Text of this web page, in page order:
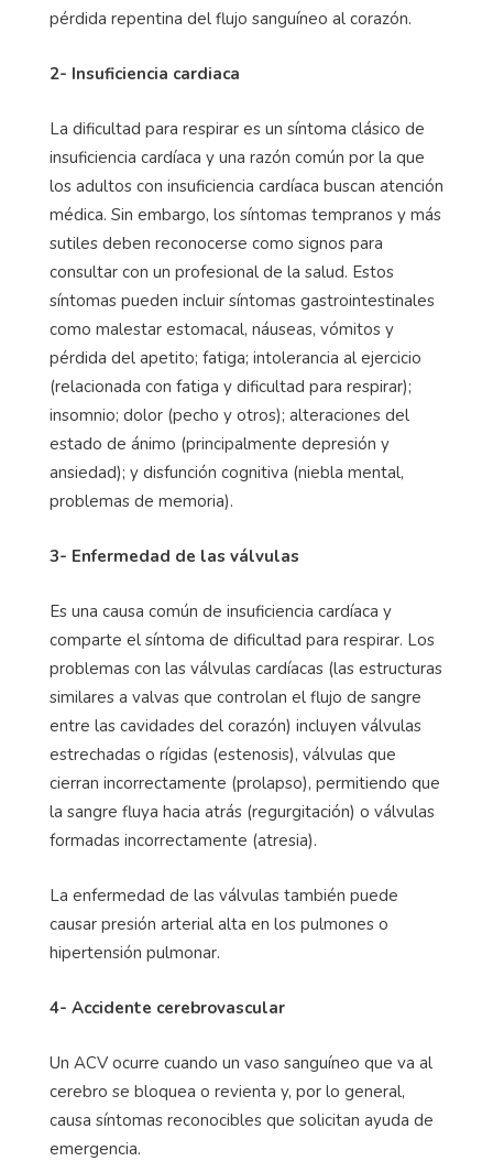
pérdida repentina del flujo sanguíneo al corazón.
2- Insuficiencia cardiaca
La dificultad para respirar es un síntoma clásico de
insuficiencia cardíaca y una razón común por la que
los adultos con insuficiencia cardíaca buscan atención
médica. Sin embargo, los síntomas tempranos y más
sutiles deben reconocerse como signos para
consultar con un profesional de la salud. Estos
síntomas pueden incluir síntomas gastrointestinales
como malestar estomacal, náuseas, vómitos y
pérdida del apetito; fatiga; intolerancia al ejercicio
(relacionada con fatiga y dificultad para respirar);
insomnio; dolor (pecho y otros); alteraciones del
estado de ánimo (principalmente depresión y
ansiedad); y disfunción cognitiva (niebla mental,
problemas de memoria).
3- Enfermedad de las válvulas
Es una causa común de insuficiencia cardíaca y
comparte el síntoma de dificultad para respirar. Los
problemas con las válvulas cardíacas (las estructuras
similares a valvas que controlan el flujo de sangre
entre las cavidades del corazón) incluyen válvulas
estrechadas o rígidas (estenosis), válvulas que
cierran incorrectamente (prolapso), permitiendo que
la sangre fluya hacia atrás (regurgitación) o válvulas
formadas incorrectamente (atresia).
La enfermedad de las válvulas también puede
causar presión arterial alta en los pulmones o
hipertensión pulmonar.
4- Accidente cerebrovascular
Un ACV ocurre cuando un vaso sanguíneo que va al
cerebro se bloquea o revienta y, por lo general,
causa síntomas reconocibles que solicitan ayuda de
emergencia.